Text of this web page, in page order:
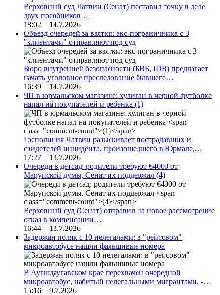
Верховный суд Латвии (Сенат) поставил точку в деле
двух пособников…
18:02 14.7.2026
Объезд очередей за взятки: экс-пограничника с 3
"клиентами" отправляют под суд
Бюро внутренней безопасности (БВБ, IDB) предлагает
начать уголовное преследование бывшего…
16:39 14.7.2026
ЧП в юрмальском магазине: хулиган в черной футболке
напал на покупателей и ребенка (1)
Госполиция Латвии разыскивает пострадавших и
свидетелей инцидента, произошедшего в Юрмале,…
17:27 13.7.2026
Очереди в детсад: родители требуют €4000 от
Марупской думы, Сенат их поддержал (4)
Верховный суд (Сенат) отправил на новое рассмотрение
отказ в компенсации…
16:44 13.7.2026
Задержан поляк с 10 нелегалами: в "рейсовом"
микроавтобусе нашли фальшивые номера
В Аугшдаугавском крае перехвачен очередной
микроавтобус, набитый нелегальными мигрантами, -…
15:16 9.7.2026